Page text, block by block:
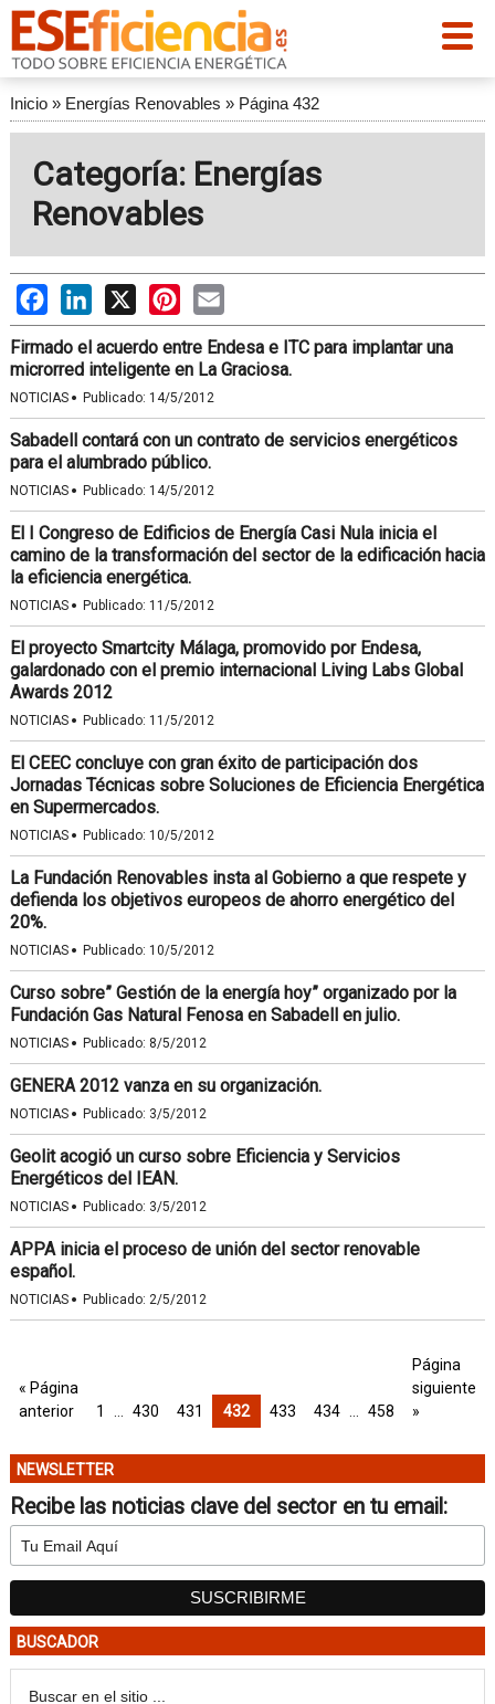
Inicio» Energías Renovables » Página 432
Categoría: Energías
Renovables
FacebookLinkedIn
X PinterestEmail
Firmado el acuerdo entre Endesa e ITC para implantar una
microrred inteligente en La Graciosa.
NOTICIAS · Publicado: 14/5/2012
Sabadell contará con un contrato de servicios energéticos
para el alumbrado público.
NOTICIAS · Publicado: 14/5/2012
El I Congreso de Edificios de Energía Casi Nula inicia el
camino de la transformación del sector de la edificación hacia
la eficiencia energética.
NOTICIAS · Publicado: 11/5/2012
El proyecto Smartcity Málaga, promovido por Endesa,
galardonado con el premio internacional Living Labs Global
Awards 2012
NOTICIAS · Publicado: 11/5/2012
El CEEC concluye con gran éxito de participación dos
Jornadas Técnicas sobre Soluciones de Eficiencia Energética
en Supermercados.
NOTICIAS · Publicado: 10/5/2012
La Fundación Renovables insta al Gobierno a que respete y
defienda los objetivos europeos de ahorro energético del
20%.
NOTICIAS · Publicado: 10/5/2012
Curso sobre” Gestión de la energía hoy” organizado por la
Fundación Gas Natural Fenosa en Sabadell en julio.
NOTICIAS · Publicado: 8/5/2012
GENERA 2012 vanza en su organización.
NOTICIAS · Publicado: 3/5/2012
Geolit acogió un curso sobre Eficiencia y Servicios
Energéticos del IEAN.
NOTICIAS · Publicado: 3/5/2012
APPA inicia el proceso de unión del sector renovable
español.
NOTICIAS · Publicado: 2/5/2012
« Página
anterior
1 430 431 432 433 434 458
Página
siguiente
»
NEWSLETTER
Recibe las noticias clave del sector en tu email:
BUSCADOR